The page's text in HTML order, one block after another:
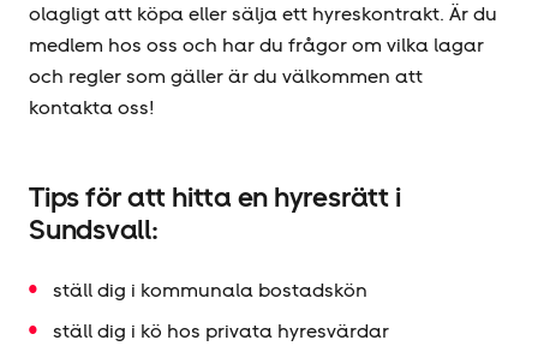
olagligt att köpa eller sälja ett hyreskontrakt. Är du
medlem hos oss och har du frågor om vilka lagar
och regler som gäller är du välkommen att
kontakta oss!
Tips för att hitta en hyresrätt i
Sundsvall:
ställ dig i kommunala bostadskön
ställ dig i kö hos privata hyresvärdar